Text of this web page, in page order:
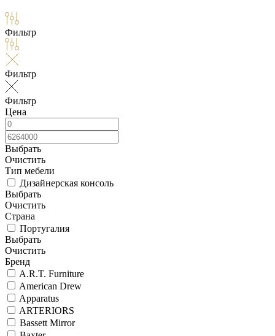
Фильтр
Фильтр
Фильтр
Цена
Выбрать
Очистить
Тип мебели
Дизайнерская консоль
Выбрать
Очистить
Страна
Португалия
Выбрать
Очистить
Бренд
A.R.T. Furniture
American Drew
Apparatus
ARTERIORS
Bassett Mirror